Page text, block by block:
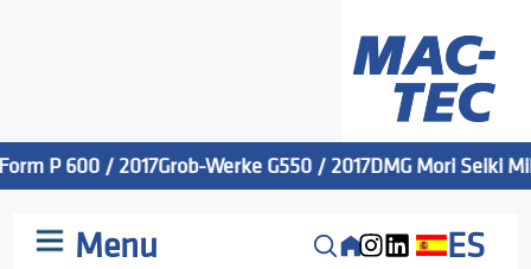
P 600 / 2017Grob-Werke G550 / 2017DMG Mori Seiki
Menu ES